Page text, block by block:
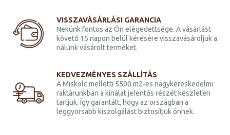
VISSZAVÁSÁRLÁSI GARANCIA
Nekünk fontos az Ön elégedettsége. A vásárlást
követő 15 napon belül kérésére visszavásároljuk a
nálunk vásárolt terméket.
KEDVEZMÉNYES SZÁLLÍTÁS
A Miskolc melletti 5500 m2-es nagykereskedelmi
raktárunkban a kínálat jelentős részét készleten
tartjuk. Így garantált, hogy az országban a
leggyorsabb kiszolgálást biztosítjuk önnek.